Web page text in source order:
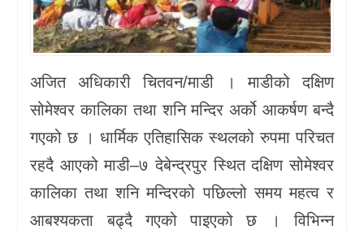
रोचक
विचार/
अन्तर्वार्ता
अजित अधिकारी चितवन/माडी । माडीको दक्षिण
सोमेश्वर कालिका तथा शनि मन्दिर अर्को आकर्षण बन्दै
गएको छ । धार्मिक एतिहासिक स्थलको रुपमा परिचत
रहदै आएको माडी–७ देबेन्द्रपुर स्थित दक्षिण सोमेश्वर
कालिका तथा शनि मन्दिरको पछिल्लो समय महत्व र
आबश्यकता बढ्दै गएको पाइएको छ । विभिन्न